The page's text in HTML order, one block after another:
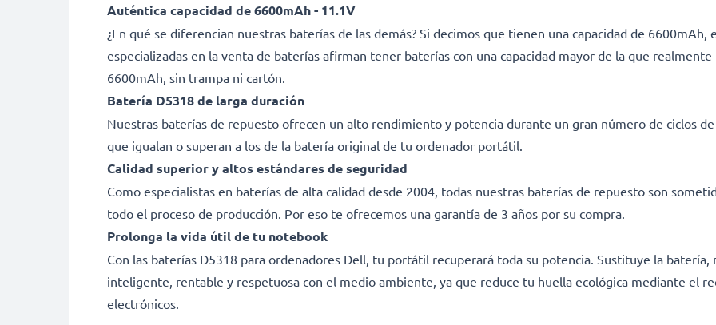
Auténtica capacidad de 6600mAh - 11.1V
¿En qué se diferencian nuestras baterías de las demás? Si decimos que tienen una capacidad de
especializadas en la venta de baterías afirman tener baterías con una capacidad mayor de la que
6600mAh, sin trampa ni cartón.
Batería D5318 de larga duración
Nuestras baterías de repuesto ofrecen un alto rendimiento y potencia durante un gran número de ciclos
que igualan o superan a los de la batería original de tu ordenador portátil.
Calidad superior y altos estándares de seguridad
Como especialistas en baterías de alta calidad desde 2004, todas nuestras baterías de repuesto son
todo el proceso de producción. Por eso te ofrecemos una garantía de 3 años por su compra.
Prolonga la vida útil de tu notebook
Con las baterías D5318 para ordenadores Dell, tu portátil recuperará toda su potencia. Sustituye la
inteligente, rentable y respetuosa con el medio ambiente, ya que reduce tu huella ecológica mediante el
electrónicos.